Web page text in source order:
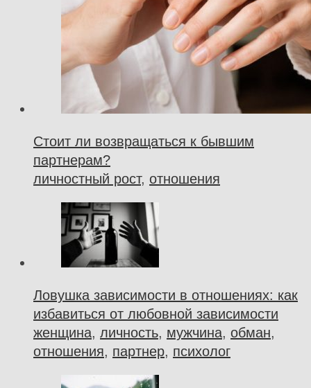
Стоит ли возвращаться к бывшим
партнерам?
личностный рост, отношения
Ловушка зависимости в отношениях: как
избавиться от любовной зависимости
женщина, личность, мужчина, обман,
отношения, партнер, психолог